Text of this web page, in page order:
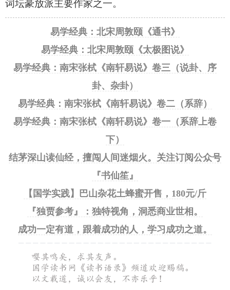
词坛豪放派主要作家之一。
易学经典：北宋周敦颐《通书》
易学经典：北宋周敦颐《太极图说》
易学经典：南宋张栻《南轩易说》卷三（说卦、序
卦、杂卦）
易学经典：南宋张栻《南轩易说》卷二（系辞）
易学经典：南宋张栻《南轩易说》卷一（系辞上卷
下）
结茅深山读仙经，擅闯人间迷烟火。关注订阅公众号
『书仙笙』
【国学实践】巴山杂花土蜂蜜开售，180元/斤
『独贾参考』：独特视角，洞悉商业世相。
成功一定有道，跟着成功的人，学习成功之道。